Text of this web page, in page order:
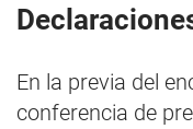
En la previa del
conferencia de